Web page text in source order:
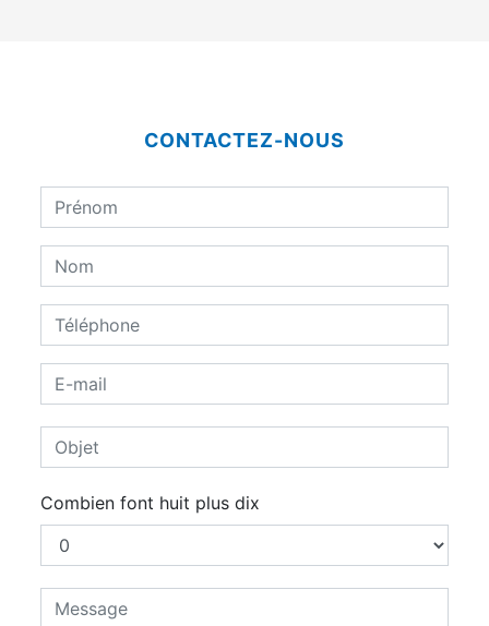
CONTACTEZ-NOUS
Combien font huit plus dix